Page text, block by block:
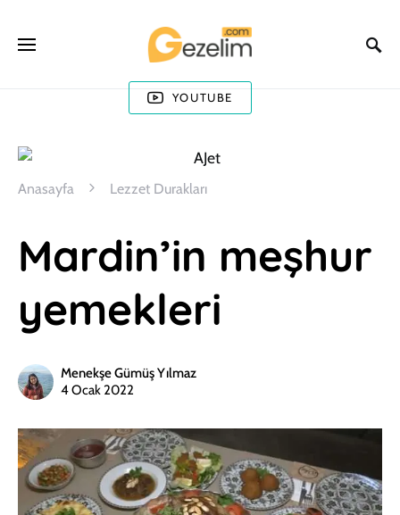
YOUTUBE
Anasayfa Lezzet Durakları
Mardin’in meşhur
yemekleri
Menekşe Gümüş Yılmaz
4 Ocak 2022